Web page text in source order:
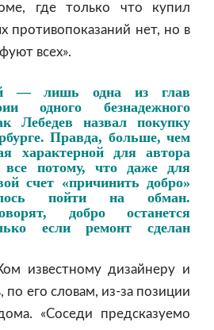
где только что купил
противопоказаний нет, но в
всех».
— лишь одна из глав
одного безнадежного
Лебедев назвал покупку
Правда, больше, чем
характерной для автора
все потому, что даже для
счет «причинить добро»
пойти на обман.
добро останется
если ремонт сделан
известному дизайнеру и
его словам, из-за позиции
«Соседи предсказуемо